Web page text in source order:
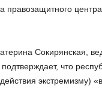
правозащитного
Сокирянская,
что
экстремизму)